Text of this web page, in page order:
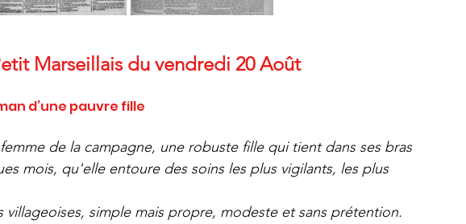
Marseillais du vendredi 20 Août
d’une pauvre fille
de la campagne, une robuste fille qui tient dans ses bras
mois, qu'elle entoure des soins les plus vigilants, les plus
villageoises, simple mais propre, modeste et sans prétention.